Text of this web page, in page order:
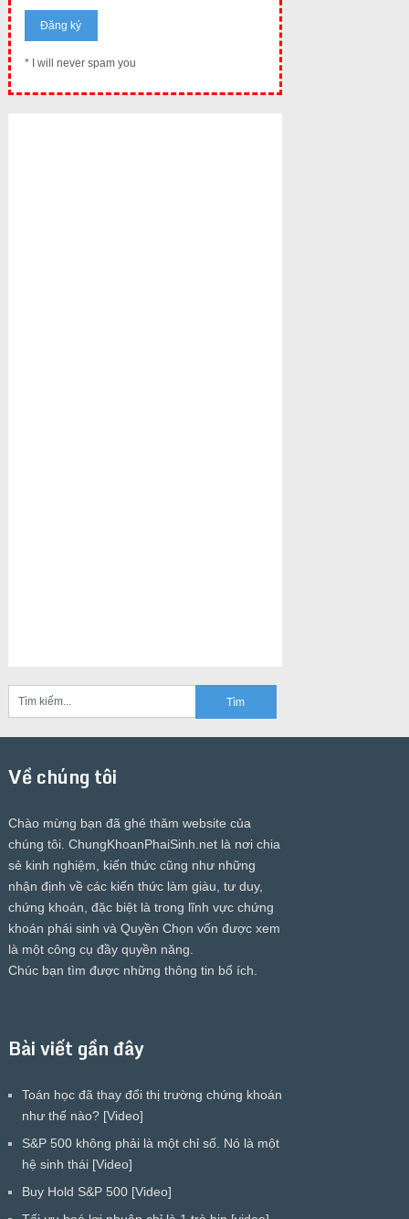
* I will never spam you
Về chúng tôi
Chào mừng bạn đã ghé thăm website của
chúng tôi. ChungKhoanPhaiSinh.netlà nơi chia
sẻ kinh nghiệm, kiến thức cũng như những
nhận định về các kiến thức làm giàu, tư duy,
chứng khoán, đặc biệt là trong lĩnh vực chứng
khoán phái sinh và Quyền Chọn vốn được xem
là một công cụ đầy quyền năng.
Chúc bạn tìm được những thông tin bổ ích.
Bài viết gần đây
Toán học đã thay đổi thị trường chứng khoán
như thế nào? [Video]
S&P 500 không phải là một chỉ số. Nó là một
hệ sinh thái [Video]
Buy Hold S&P 500 [Video]